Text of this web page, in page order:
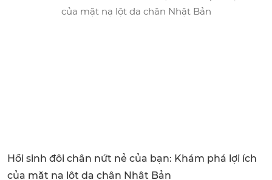
Hồi sinh đôi chân nứt nẻ của bạn: Khám phá lợi ích
của mặt nạ lột da chân Nhật Bản